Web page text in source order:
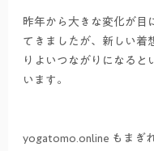
昨年から大きな変化が目
てきましたが、新しい着
りよいつながりになると
います。
yogatomo.online もまぎ